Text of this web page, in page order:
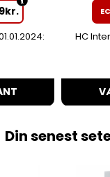
kr.
HC
Din senest